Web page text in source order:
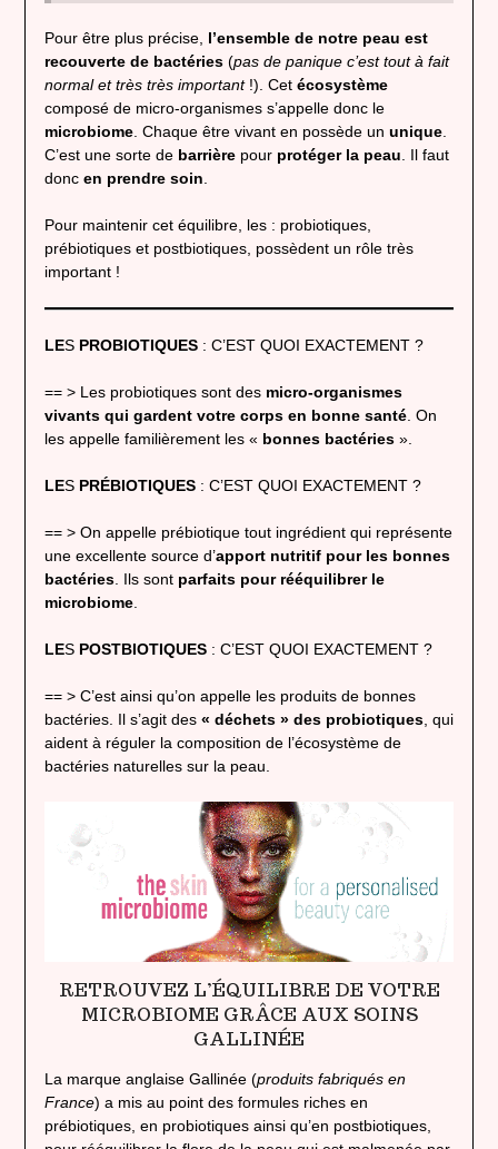
Pour être plus précise, l’ensemble de notre peau est
recouverte de bactéries(pas de panique c’est tout à fait
normal et très très important !). Cet écosystème
composé de micro-organismes s’appelle donc le
microbiome. Chaque être vivant en possède un unique.
C’est une sorte de barrièrepour protéger la peau . Il faut
doncen prendre soin
Pour maintenir cet équilibre, les : probiotiques,
prébiotiques et postbiotiques, possèdent un rôle très
important !
LES PROBIOTIQUES : C’EST QUOI EXACTEMENT ?
== > Les probiotiques sont des micro-organismes
vivants qui gardent votre corps en bonne santé. On
les appelle familièrement les « bonnes bactéries».
LES PRÉBIOTIQUES : C’EST QUOI EXACTEMENT ?
== > On appelle prébiotique tout ingrédient qui représente
une excellente source d’apport nutritif pour les bonnes
bactéries. Ils sont parfaits pour rééquilibrer le
microbiome.
LES POSTBIOTIQUES : C’EST QUOI EXACTEMENT ?
== > C’est ainsi qu’on appelle les produits de bonnes
bactéries. Il s’agit des « déchets » des probiotiques, qui
aident à réguler la composition de l’écosystème de
bactéries naturelles sur la peau.
RETROUVEZ L’ÉQUILIBRE DE VOTRE
MICROBIOME GRÂCE AUX SOINS
GALLINÉE
La marque anglaise Gallinée (produits fabriqués en
France) a mis au point des formules riches en
prébiotiques, en probiotiques ainsi qu’en postbiotiques,